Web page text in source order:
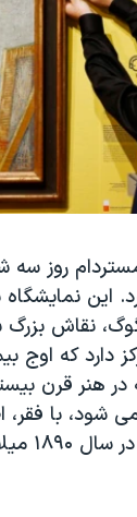
آمریکا ۲۰۲۴
به اسرائیل
آزادی
کادر رهبری ایران
۹۸
روز سه
این
نقاش
دارد که اوج
هنر قرن
شود، با
شدید